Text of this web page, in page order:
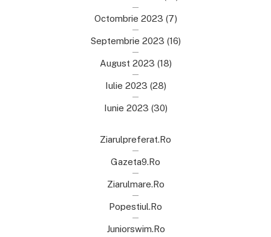
Octombrie 2023 (7)
Septembrie 2023 (16)
August 2023 (18)
Iulie 2023 (28)
Iunie 2023 (30)
Ziarulpreferat.ro
Gazeta9.ro
Ziarulmare.ro
Popestiul.ro
Juniorswim.ro